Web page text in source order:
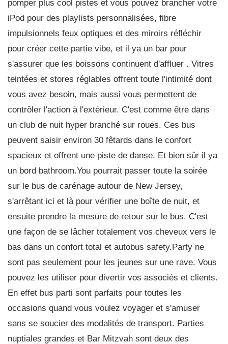
pomper plus cool pistes et vous pouvez brancher votre
iPod pour des playlists personnalisées, fibre
impulsionnels feux optiques et des miroirs réfléchir
pour créer cette partie vibe, et il ya un bar pour
s'assurer que les boissons continuent d'affluer . Vitres
teintées et stores réglables offrent toute l'intimité dont
vous avez besoin, mais aussi vous permettent de
contrôler l'action à l'extérieur. C'est comme être dans
un club de nuit hyper branché sur roues. Ces bus
peuvent saisir environ 30 fêtards dans le confort
spacieux et offrent une piste de danse. Et bien sûr il ya
un bord bathroom.You pourrait passer toute la soirée
sur le bus de carénage autour de New Jersey,
s'arrêtant ici et là pour vérifier une boîte de nuit, et
ensuite prendre la mesure de retour sur le bus. C'est
une façon de se lâcher totalement vos cheveux vers le
bas dans un confort total et autobus safety.Party ne
sont pas seulement pour les jeunes sur une rave. Vous
pouvez les utiliser pour divertir vos associés et clients.
En effet bus parti sont parfaits pour toutes les
occasions quand vous voulez voyager et s'amuser
sans se soucier des modalités de transport. Parties
nuptiales grandes et Bar Mitzvah sont deux des